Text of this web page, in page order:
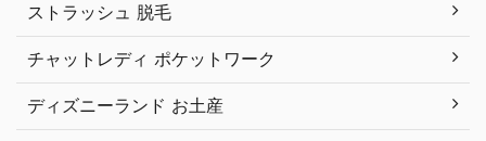
ストラッシュ 脱毛
チャットレディ ポケットワーク
ディズニーランド お土産